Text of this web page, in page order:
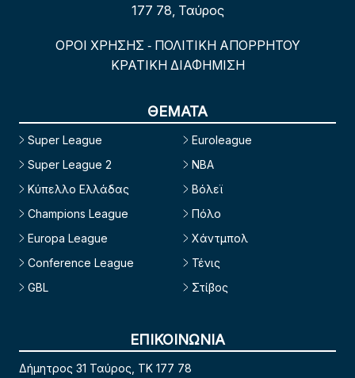
177 78, Ταύρος
ΟΡΟΙ ΧΡΗΣΗΣ - ΠΟΛΙΤΙΚΗ ΑΠΟΡΡΗΤΟΥ
ΚΡΑΤΙΚΗ ΔΙΑΦΗΜΙΣΗ
ΘΕΜΑΤΑ
Super League
Super League 2
Κύπελλο Ελλάδας
Champions League
Europa League
Conference League
GBL
Euroleague
NBA
Βόλεϊ
Πόλο
Χάντμπολ
Τένις
Στίβος
ΕΠΙΚΟΙΝΩΝΙΑ
Δήμητρος 31 Ταύρος, TK 177 78